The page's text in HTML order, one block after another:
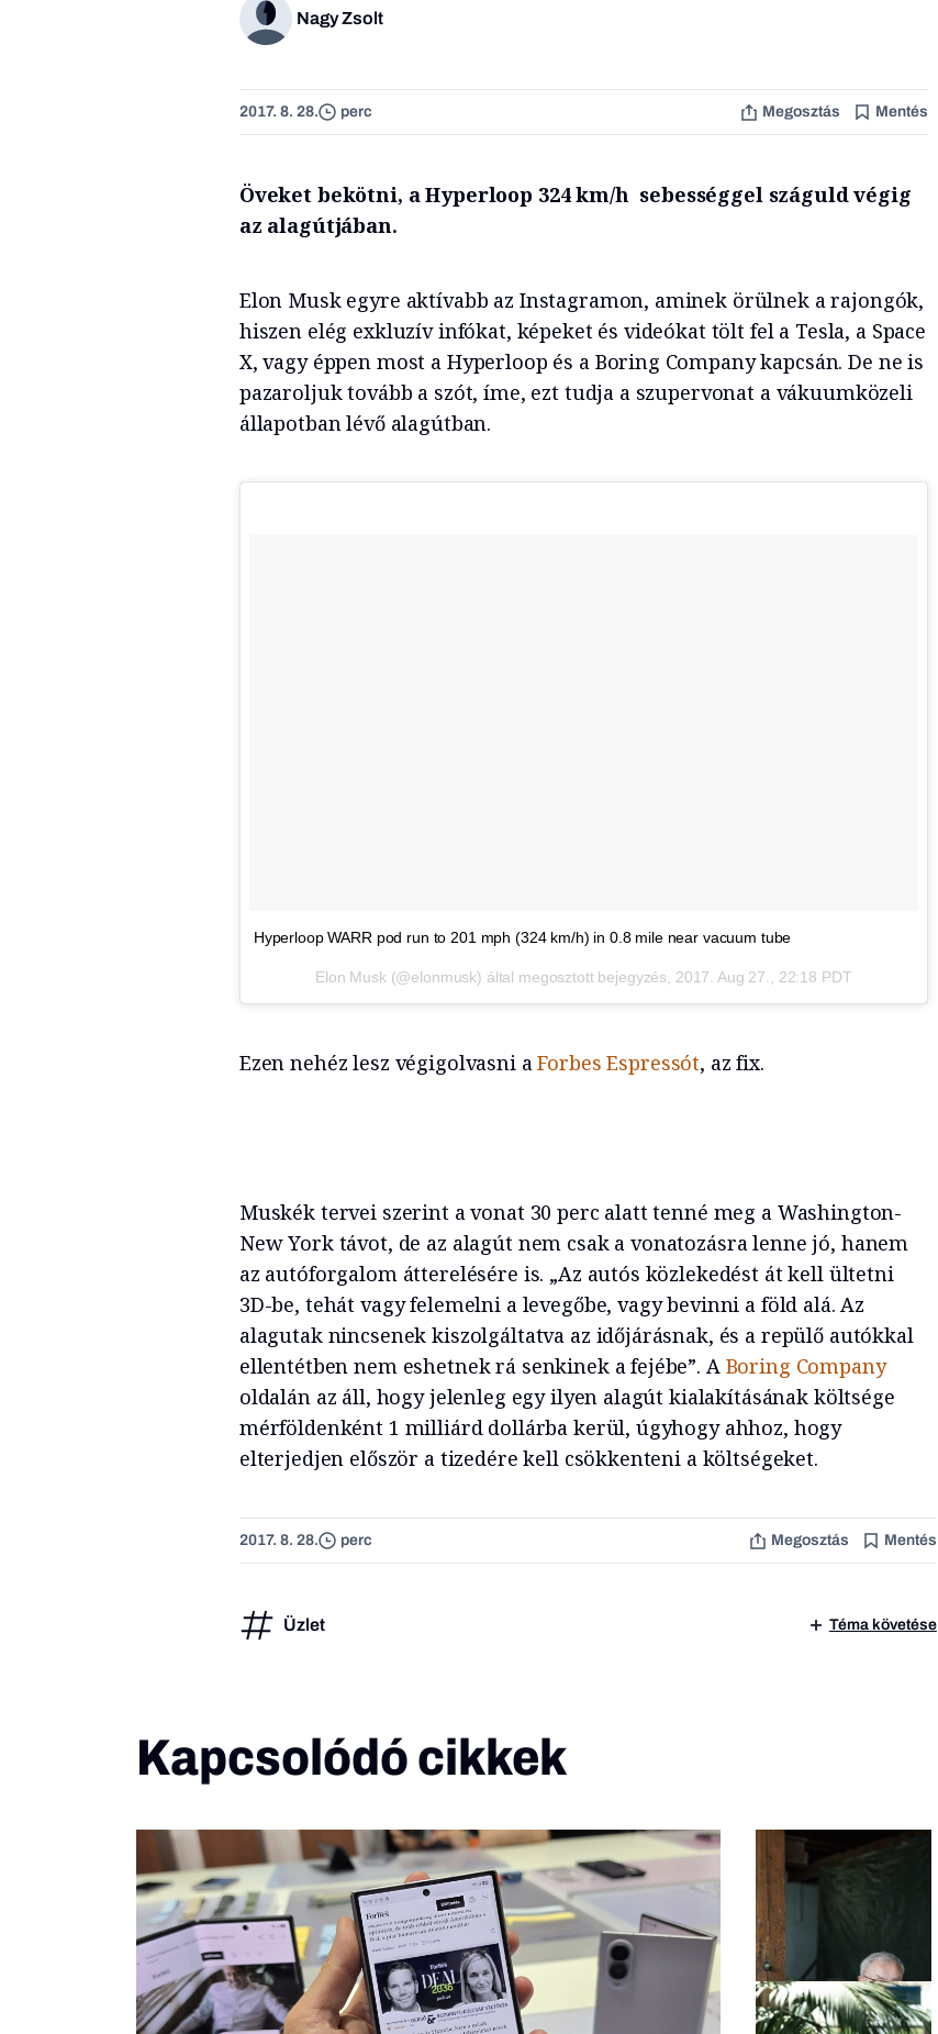
Nagy Zsolt
2017. 8. 28. perc Megosztás Mentés
Öveket bekötni, a Hyperloop 324 km/h sebességgel száguld végig
az alagútjában.
Elon Musk egyre aktívabb az Instagramon, aminek örülnek a rajongók,
hiszen elég exkluzív infókat, képeket és videókat tölt fel a Tesla, a Space
X, vagy éppen most a Hyperloop és a Boring Company kapcsán. De ne is
pazaroljuk tovább a szót, íme, ezt tudja a szupervonat a vákuumközeli
állapotban lévő alagútban.
Hyperloop WARR pod run to 201 mph (324 km/h) in 0.8 mile near vacuum tube
Elon Musk (@elonmusk) által megosztott bejegyzés, 2017. Aug 27., 22:18 PDT
Ezen nehéz lesz végigolvasni aForbes Espressót, az fix.
Muskék tervei szerint a vonat 30 perc alatt tenné meg a Washington-
New York távot, de az alagút nem csak a vonatozásra lenne jó, hanem
az autóforgalom átterelésére is. „Az autós közlekedést át kell ültetni
3D-be, tehát vagy felemelni a levegőbe, vagy bevinni a föld alá. Az
alagutak nincsenek kiszolgáltatva az időjárásnak, és a repülő autókkal
ellentétben nem eshetnek rá senkinek a fejébe”. A Boring Company
oldalán az áll, hogy jelenleg egy ilyen alagút kialakításának költsége
mérföldenként 1 milliárd dollárba kerül, úgyhogy ahhoz, hogy
elterjedjen először a tizedére kell csökkenteni a költségeket.
2017. 8. 28. perc Megosztás Mentés
Üzlet Téma követése
Kapcsolódó cikkek